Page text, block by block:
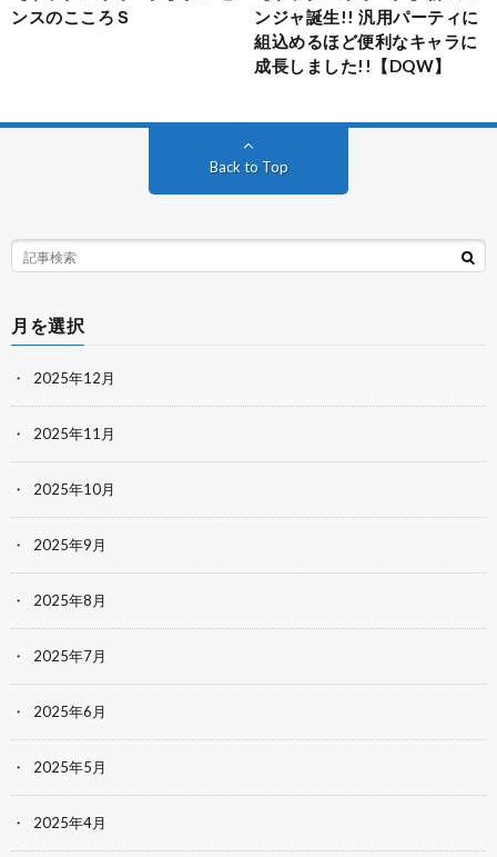
ンスのこころＳ
ンジャ誕生!! 汎用パーティに
組込めるほど便利なキャラに
成長しました!!【DQW】
Back to Top
月を選択
2025年12月
2025年11月
2025年10月
2025年9月
2025年8月
2025年7月
2025年6月
2025年5月
2025年4月